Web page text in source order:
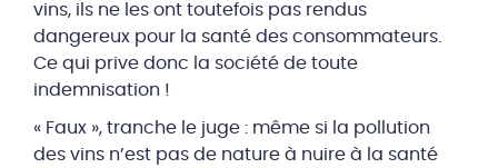
vins, ils ne les ont toutefois pas rendus
dangereux pour la santé des consommateurs.
Ce qui prive donc la société de toute
indemnisation !
« Faux », tranche le juge : même si la pollution
des vins n’est pas de nature à nuire à la santé